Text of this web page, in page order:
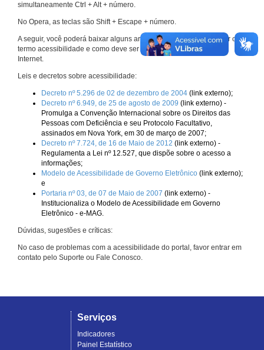
simultaneamente Ctrl + Alt + número.
No Opera, as teclas são Shift + Escape + número.
A seguir, você poderá baixar alguns arquivos que explicam melhor o
termo acessibilidade e como deve ser implementado nos sites da
Internet.
Leis e decretos sobre acessibilidade:
Decreto nº 5.296 de 02 de dezembro de 2004 (link externo);
Decreto nº 6.949, de 25 de agosto de 2009 (link externo) -
Promulga a Convenção Internacional sobre os Direitos das
Pessoas com Deficiência e seu Protocolo Facultativo,
assinados em Nova York, em 30 de março de 2007;
Decreto nº 7.724, de 16 de Maio de 2012 (link externo) -
Regulamenta a Lei nº 12.527, que dispõe sobre o acesso a
informações;
Modelo de Acessibilidade de Governo Eletrônico (link externo);
e
Portaria nº 03, de 07 de Maio de 2007 (link externo) -
Institucionaliza o Modelo de Acessibilidade em Governo
Eletrônico - e-MAG.
Dúvidas, sugestões e críticas:
No caso de problemas com a acessibilidade do portal, favor entrar em
contato pelo Suporte ou Fale Conosco.
Serviços
Indicadores
Painel Estatístico